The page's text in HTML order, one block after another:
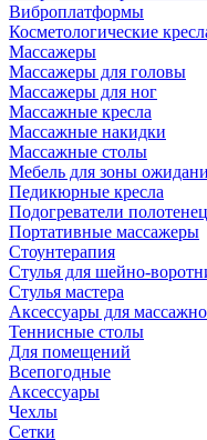
Виброплатформы
Косметологические
Массажеры
Массажеры для головы
Массажеры для ног
Массажные кресла
Массажные накидки
Массажные столы
Мебель для зоны
Педикюрные кресла
Подогреватели полотенец
Портативные массажеры
Стоунтерапия
Стулья для шейно-
Стулья мастера
Аксессуары для
Теннисные столы
Для помещений
Всепогодные
Аксессуары
Чехлы
Сетки